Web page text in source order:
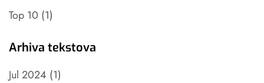
Top 10 (1)
Arhiva tekstova
Jul 2024 (1)